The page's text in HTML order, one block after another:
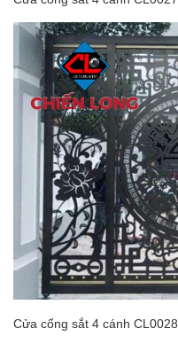
Cửa cổng sắt 4 cánh CL0028